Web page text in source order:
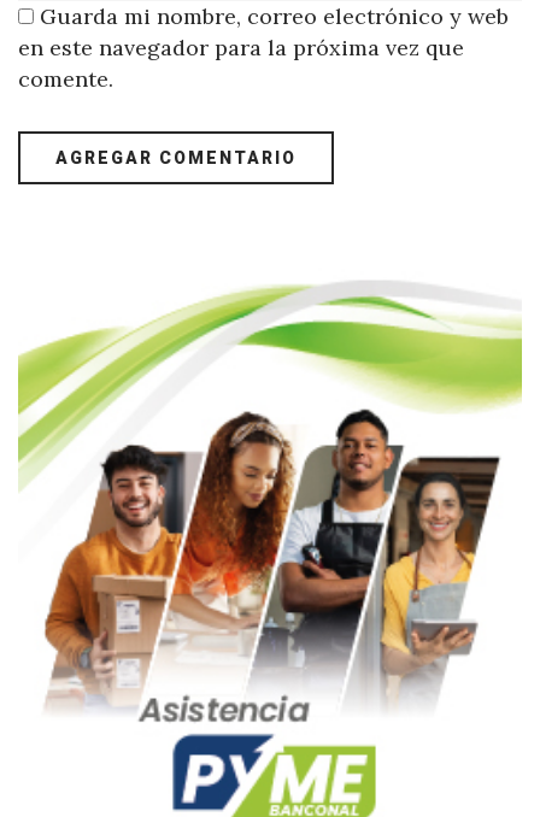
Guarda mi nombre, correo electrónico y web
en este navegador para la próxima vez que
comente.